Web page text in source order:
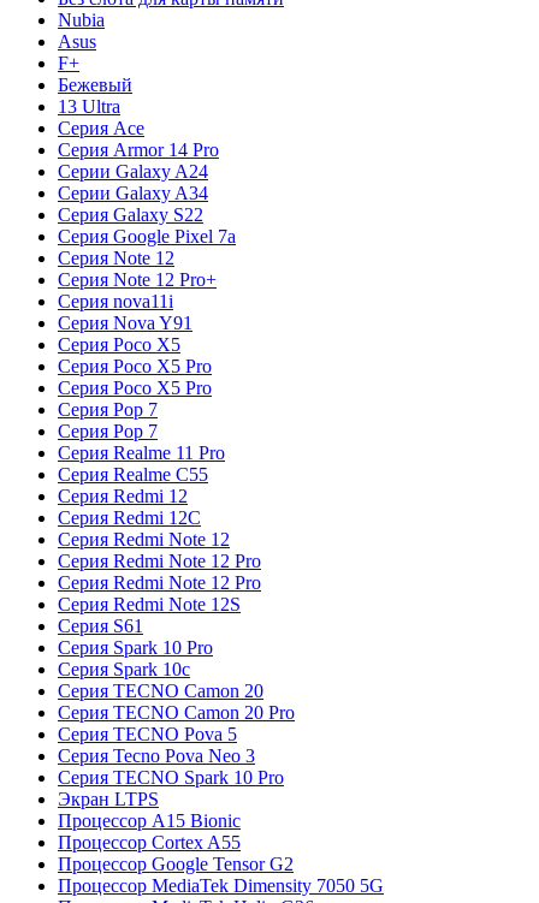
Nubia
Asus
F+
Бежевый
13 Ultra
Серия Ace
Серия Armor 14 Pro
Серии Galaxy A24
Серии Galaxy A34
Серия Galaxy S22
Серия Google Pixel 7a
Серия Note 12
Серия Note 12 Pro+
Серия nova11i
Серия Nova Y91
Серия Poco X5
Серия Poco X5 Pro
Серия Poco X5 Pro
Серия Pop 7
Серия Pop 7
Серия Realme 11 Pro
Серия Realme C55
Серия Redmi 12
Серия Redmi 12C
Серия Redmi Note 12
Серия Redmi Note 12 Pro
Серия Redmi Note 12 Pro
Серия Redmi Note 12S
Серия S61
Серия Spark 10 Pro
Серия Spark 10c
Серия TECNO Camon 20
Серия TECNO Camon 20 Pro
Серия TECNO Pova 5
Серия Tecno Pova Neo 3
Серия TECNO Spark 10 Pro
Экран LTPS
Процессор A15 Bionic
Процессор Cortex A55
Процессор Google Tensor G2
Процессор MediaTek Dimensity 7050 5G